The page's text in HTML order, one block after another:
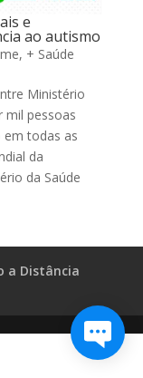
e
ao autismo
, + Saúde
Ministério
mil pessoas
em todas as
da
da Saúde
a Distância